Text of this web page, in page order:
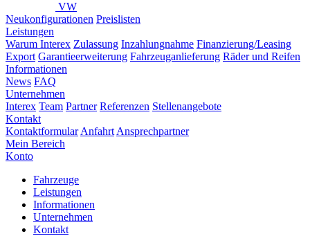
VW
Neukonfigurationen Preislisten
Leistungen
Warum Interex Zulassung Inzahlungnahme Finanzierung/Leasing
Export Garantieerweiterung Fahrzeuganlieferung Räder und Reifen
Informationen
News FAQ
Unternehmen
Interex Team Partner Referenzen Stellenangebote
Kontakt
Kontaktformular Anfahrt Ansprechpartner
Mein Bereich
Konto
Fahrzeuge
Leistungen
Informationen
Unternehmen
Kontakt